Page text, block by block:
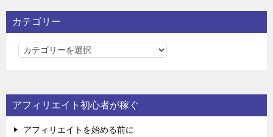
カテゴリー
カ
リ
ー
アフィリエイト初心者が稼ぐ
アフィリエイトを始める前に